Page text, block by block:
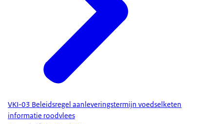
VKI-03 Beleidsregel aanleveringstermijn voedselketen
informatie roodvlees